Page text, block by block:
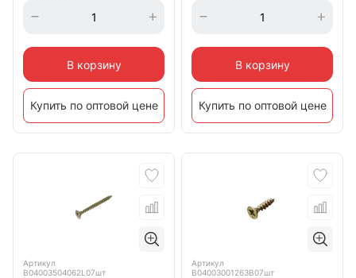
В корзину
Купить по оптовой цене
В корзину
Купить по оптовой цене
Артикул
B04003504062L07шт
Артикул
B04003001263B07шт